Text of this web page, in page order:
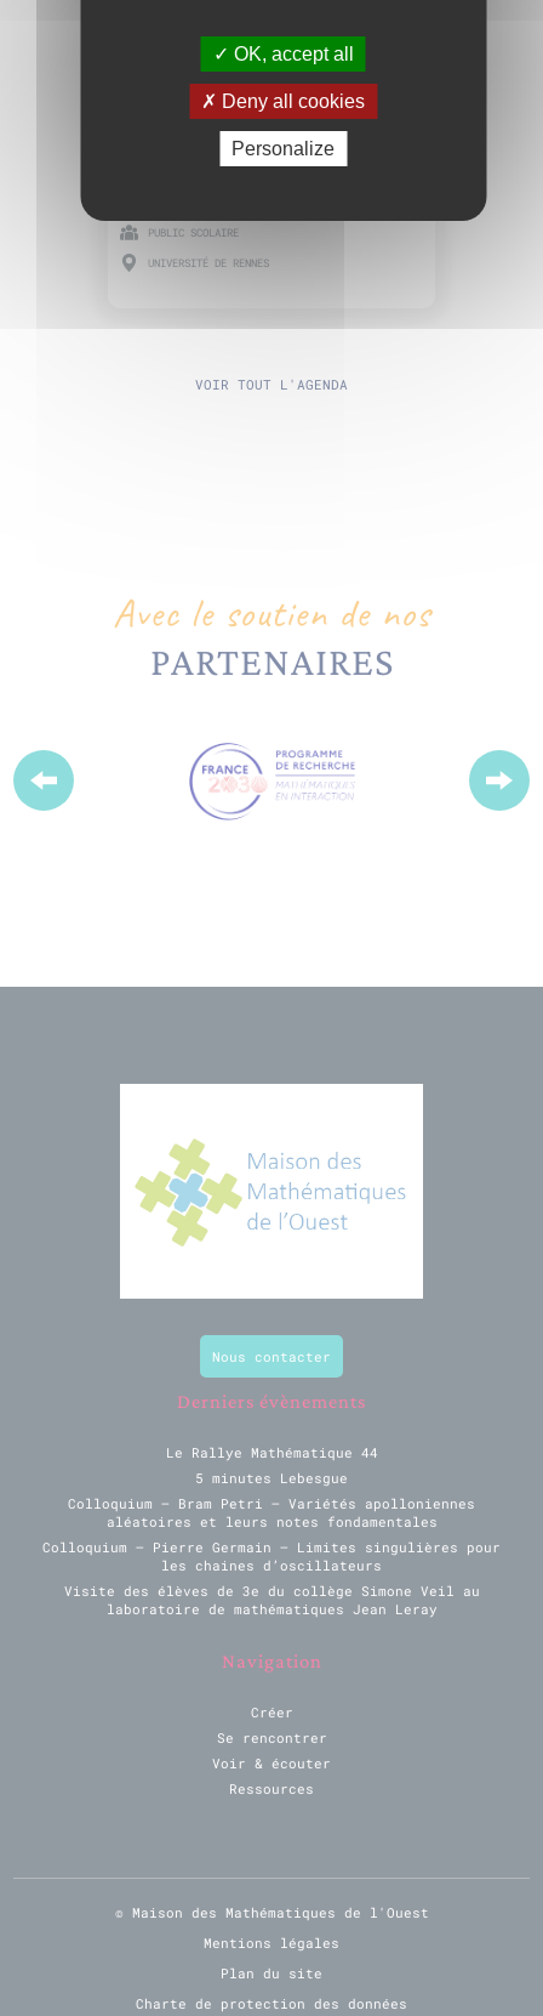
18 MARS 2026
Congrès régional MATh.en.JEANS
PUBLIC SCOLAIRE
UNIVERSITÉ DE RENNES
VOIR TOUT L'AGENDA
Avec le soutien de nos
PARTENAIRES
Nous contacter
Derniers évènements
Le Rallye Mathématique 44
5 minutes Lebesgue
Colloquium – Bram Petri – Variétés apolloniennes
aléatoires et leurs notes fondamentales
Colloquium – Pierre Germain – Limites singulières pour
les chaines d’oscillateurs
Visite des élèves de 3e du collège Simone Veil au
laboratoire de mathématiques Jean Leray
Navigation
Créer
Se rencontrer
Voir & écouter
Ressources
© Maison des Mathématiques de l'Ouest
Mentions légales
Plan du site
Charte de protection des données
OK, accept all
Deny all cookies
Personalize